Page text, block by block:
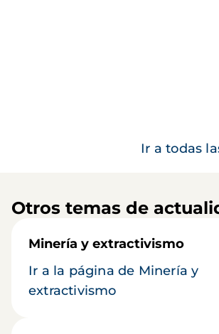
Ir a todas
Otros temas de
Minería y extractivismo
Ir a la página de Minería y
extractivismo